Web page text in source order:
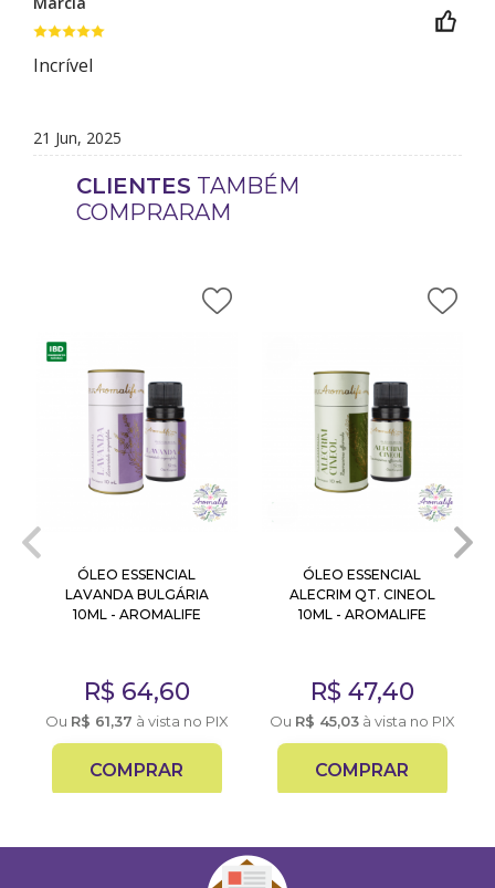
21 Jun, 2025
Incrível
CLIENTES TAMBÉM
COMPRARAM
ÓLEO ESSENCIAL
LAVANDA BULGÁRIA
10ML - AROMALIFE
R$ 64,60
Ou R$ 61,37 à vista no PIX
COMPRAR
ÓLEO ESSENCIAL
ALECRIM QT. CINEOL
10ML - AROMALIFE
R$ 47,40
Ou R$ 45,03à vista no PIX
COMPRAR